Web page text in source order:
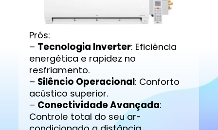
Prós:
– Tecnologia Inverter: Eficiência
energética e rapidez no
resfriamento.
– Silêncio Operacional: Conforto
acústico superior.
– Conectividade Avançada:
Controle total do seu ar-